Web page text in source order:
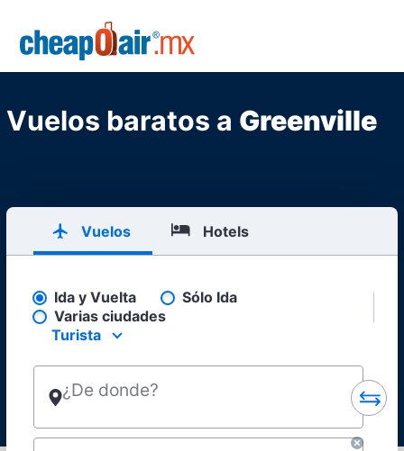
Skip to main content
Vuelos baratos a Greenville
Vuelos Hotels
Pick your flight type
Ida y Vuelta
Sólo Ida
Varias ciudades
Select your preferred seating class.
Turista
¿De donde?